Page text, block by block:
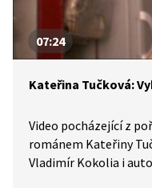
07:24
Kateřina Tučková:
Video pocházející z
románem Kateřiny
Vladimír Kokolia i